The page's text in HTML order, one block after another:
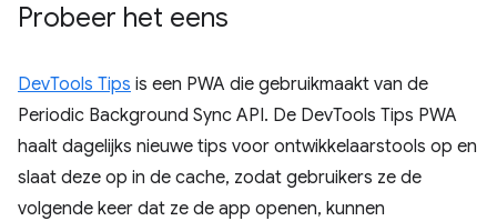
Probeer het eens
DevTools Tips is een PWA die gebruikmaakt van de
Periodic Background Sync API. De DevTools Tips PWA
haalt dagelijks nieuwe tips voor ontwikkelaarstools op en
slaat deze op in de cache, zodat gebruikers ze de
volgende keer dat ze de app openen, kunnen